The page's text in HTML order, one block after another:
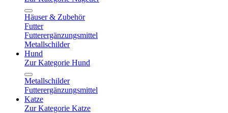
Häuser & Zubehör
Futter
Futterergänzungsmittel
Metallschilder
Hund
Zur Kategorie Hund
Metallschilder
Futterergänzungsmittel
Katze
Zur Kategorie Katze